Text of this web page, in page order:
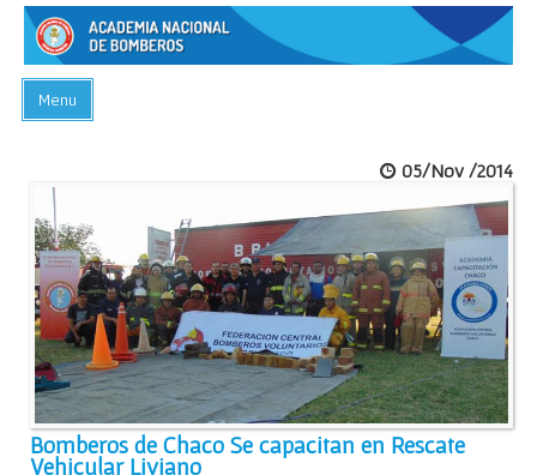
Menu
ACADEMIA
PREGUNTAS FRECUENTES
BIBLIOTECA
EVENTOS
CONTACTO
05/Nov /2014
Bomberos de Chaco Se capacitan en Rescate
Vehicular Liviano